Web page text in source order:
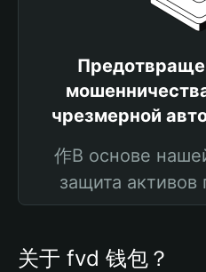
чрезмерной
作В основе
защита активов
关于 fvd 钱包？